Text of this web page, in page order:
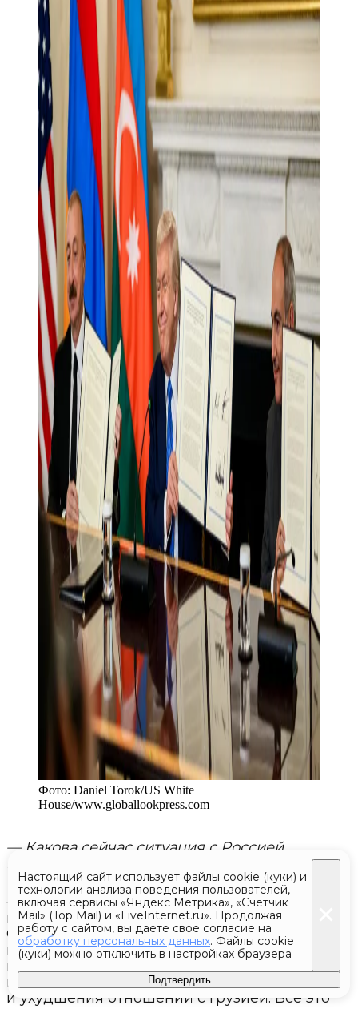
Фото: Daniel Torok/US White
House/www.globallookpress.com
— Какова сейчас ситуация с Россией
— Москва сегодня не в состоянии активно
противодействовать этим процессам.
Ситуация складывается так, что мы теряем
влияние в Закавказье. Есть риск вывода
наших баз, выхода Армении из ОДКБ,
появления турецких баз в Азербайджане
и ухудшения отношений с Грузией. Все это
Настоящий сайт использует файлы cookie (куки) и
технологии анализа поведения пользователей,
включая сервисы «Яндекс Метрика», «Счётчик
Mail» (Top Mail) и «LiveInternet.ru». Продолжая
работу с сайтом, вы даете свое согласие на
обработку персональных данных. Файлы cookie
(куки) можно отключить в настройках браузера
Подтвердить